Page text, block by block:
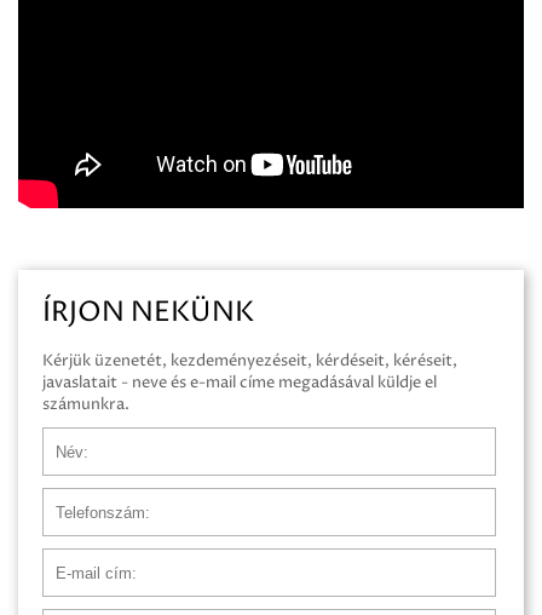
ÍRJON NEKÜNK
Kérjük üzenetét, kezdeményezéseit, kérdéseit, kéréseit,
javaslatait - neve és e-mail címe megadásával küldje el
számunkra.